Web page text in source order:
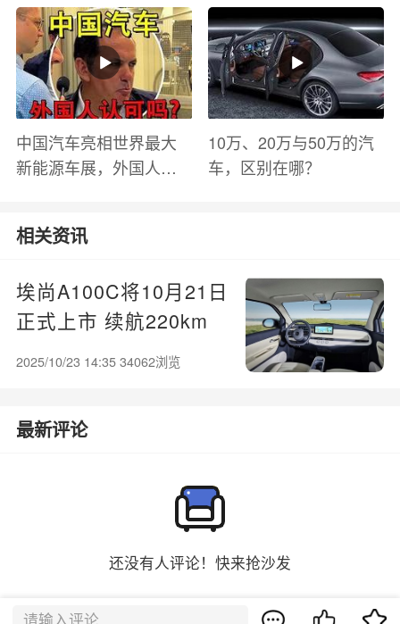
有哪些？
中国汽车亮相世界最大
新能源车展，外国人怎
10万、20万与50万的汽
车，区别在哪？
相关资讯
埃尚A100C将10月21日
正式上市 续航220km
2025/10/23 14:35 34062浏览
最新评论
还没有人评论！快来抢沙发